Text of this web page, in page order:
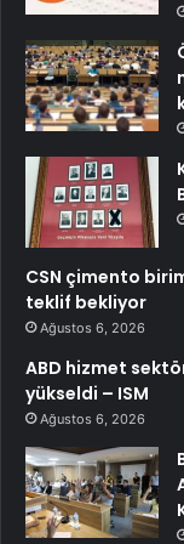
CSN çimento
teklif bekliyor
Ağustos 6, 2026
ABD hizmet
yükseldi – ISM
Ağustos 6, 2026